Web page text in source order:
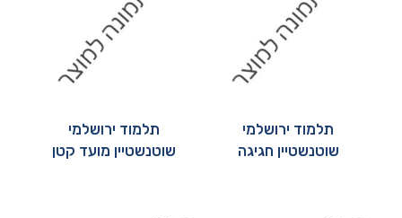
תלמוד ירושלמי
שוטנשטיין חגיגה
תלמוד ירושלמי
שוטנשטיין מועד קטן